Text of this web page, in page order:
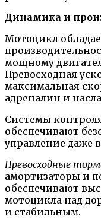
Динамика и
Мотоцикл
мощному
Превосходная
максимальная
адреналин и
Системы
обеспечивают
управление даже
Превосходные
амортизаторы и
обеспечивают
мотоцикла над
и стабильным.